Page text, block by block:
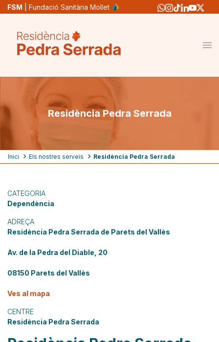
Vés
contingut
FSM | Fundació Sanitària Mollet
Residència Pedra Serrada
Fil
Inici Els nostres serveis Residència Pedra Serrada
CATEGORIA
Dependència
ADREÇA
Residència Pedra Serrada de Parets del Vallès
Av. de la Pedra del Diable, 20
08150 Parets del Vallès
Ves al mapa
CENTRE
Residència Pedra Serrada